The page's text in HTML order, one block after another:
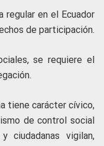
regular en el Ecuador
de participación.
se requiere el
tiene carácter cívico,
de control social
ciudadanas vigilan,